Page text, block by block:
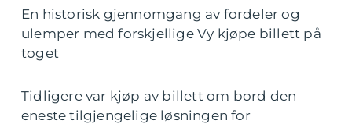
En historisk gjennomgang av fordeler og
ulemper med forskjellige Vy kjøpe billett på
toget
Tidligere var kjøp av billett om bord den
eneste tilgjengelige løsningen for